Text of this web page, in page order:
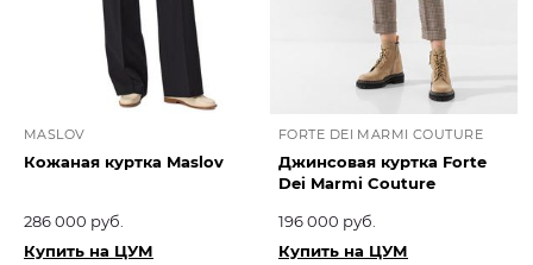
MASLOV
Кожаная куртка Maslov
286 000 руб.
Купить на ЦУМ
FORTE DEI MARMI COUTURE
Джинсовая куртка Forte
Dei Marmi Couture
196 000 руб.
Купить на ЦУМ